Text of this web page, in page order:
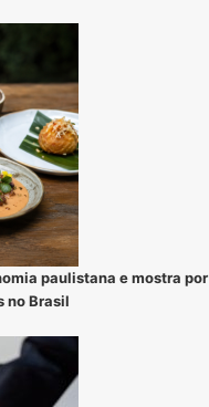
paulistana e mostra por
no Brasil